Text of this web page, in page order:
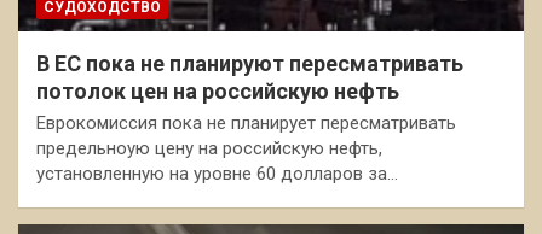
СУДОХОДСТВО
В ЕС пока не планируют пересматривать
потолок цен на российскую нефть
Еврокомиссия пока не планирует пересматривать
предельноую цену на российскую нефть,
установленную на уровне 60 долларов за…